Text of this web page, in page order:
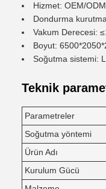
Hizmet: OEM/ODM
Dondurma
Vakum Derecesi:
Boyut:
Soğutma sistemi:
Teknik
Parametreler
Soğutma yöntemi
Ürün Adı
Kurulum Gücü